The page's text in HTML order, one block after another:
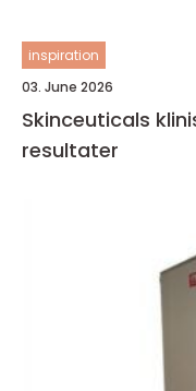
inspiration
03. June 2026
Skinceuticals klinisk hudpleie for synlige
resultater